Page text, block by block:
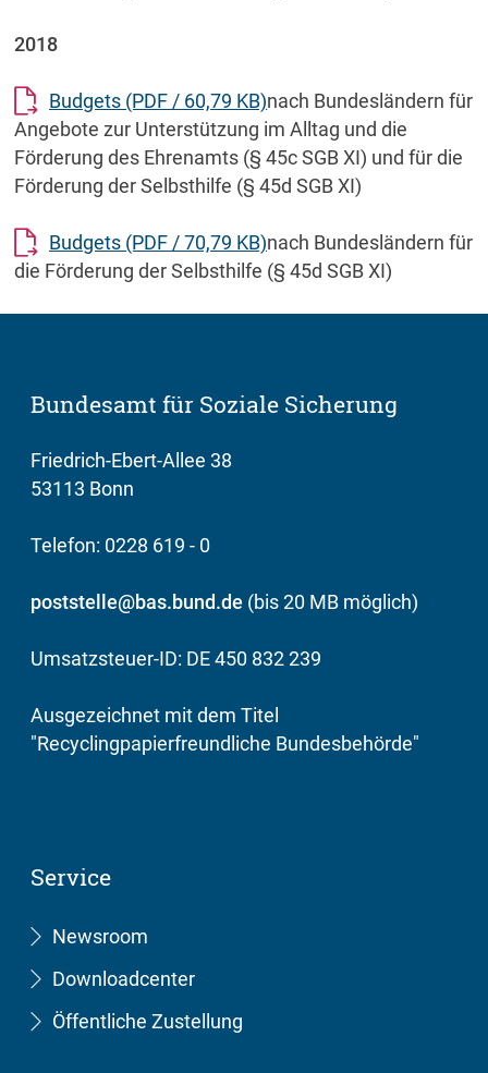
2018
Budgets (PDF / 60,79 KB)nach Bundesländern für
Angebote zur Unterstützung im Alltag und die
Förderung des Ehrenamts (§ 45c SGB XI) und für die
Förderung der Selbsthilfe (§ 45d SGB XI)
Budgets (PDF / 70,79 KB)nach Bundesländern für
die Förderung der Selbsthilfe (§ 45d SGB XI)
Bundesamt für Soziale Sicherung
Friedrich-Ebert-Allee 38
53113 Bonn
Telefon: 0228 619 - 0
poststelle@bas.bund.de (bis 20 MB möglich)
Umsatzsteuer-ID: DE 450 832 239
Ausgezeichnet mit dem Titel
"Recyclingpapierfreundliche Bundesbehörde"
Service
Newsroom
Downloadcenter
Öffentliche Zustellung